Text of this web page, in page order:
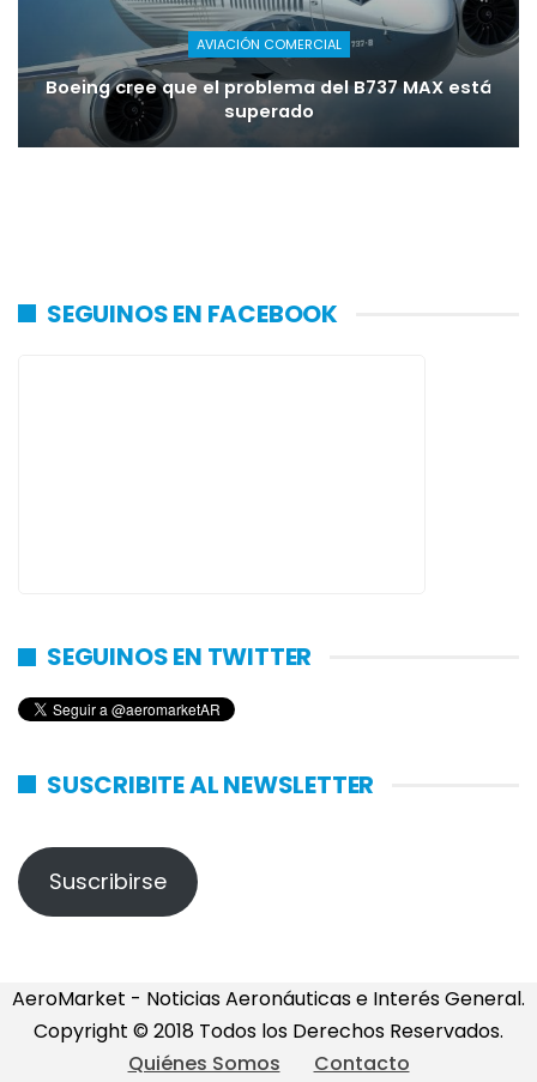
AVIACIÓN COMERCIAL
Boeing cree que el problema del B737 MAX está
superado
SEGUINOS EN FACEBOOK
SEGUINOS EN TWITTER
SUSCRIBITE AL NEWSLETTER
Suscribirse
AeroMarket - Noticias Aeronáuticas e Interés General.
Copyright © 2018 Todos los Derechos Reservados.
Quiénes Somos
Contacto